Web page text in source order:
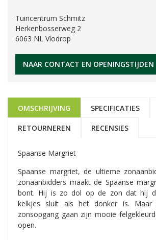
Tuincentrum Schmitz
Herkenbosserweg 2
6063 NL Vlodrop
NAAR CONTACT EN OPENINGSTIJDEN
OMSCHRIJVING SPECIFICATIES
RETOURNEREN RECENSIES
Spaanse Margriet
Spaanse margriet, de ultieme
zonaanbidders maakt de Spaanse
bont. Hij is zo dol op de zon dat hij
kelkjes sluit als het donker is. Maar
zonsopgang gaan zijn mooie
open.